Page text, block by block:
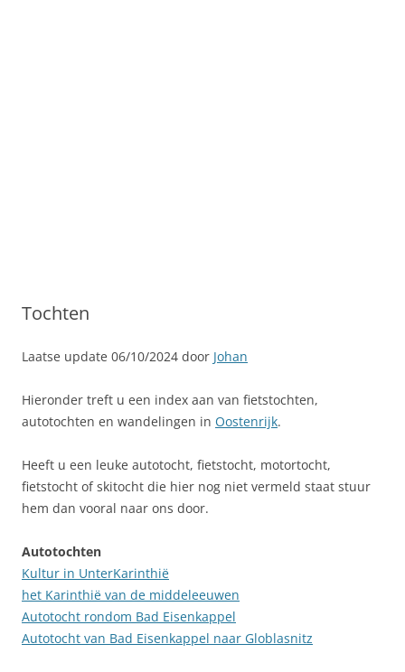
Tochten
Laatse update 06/10/2024 door Johan
Hieronder treft u een index aan van fietstochten,
autotochten en wandelingen in Oostenrijk.
Heeft u een leuke autotocht, fietstocht, motortocht,
fietstocht of skitocht die hier nog niet vermeld staat stuur
hem dan vooral naar ons door.
Autotochten
Kultur in UnterKarinthië
het Karinthië van de middeleeuwen
Autotocht rondom Bad Eisenkappel
Autotocht van Bad Eisenkappel naar Globlasnitz